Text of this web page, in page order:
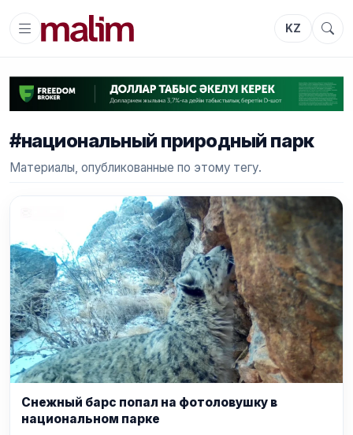
KZ
#национальный природный парк
Материалы, опубликованные по этому тегу.
Снежный барс попал на фотоловушку в
национальном парке